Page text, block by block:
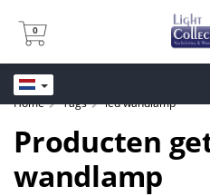
0
0
Home Tags led wandlamp
Producten
wandlamp